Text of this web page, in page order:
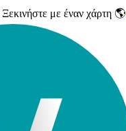
Ξεκινήστε με έναν χάρτη 🌎